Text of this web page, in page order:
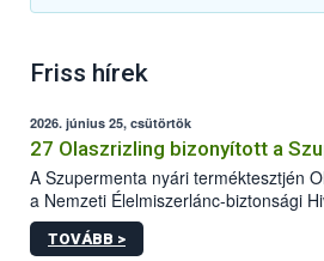
Friss hírek
2026. június 25, csütörtök
27 Olaszrizling bizonyított a
A Szupermenta nyári terméktesztjén
a Nemzeti Élelmiszerlánc-biztonsági
szakemberei. Összesen 27 bor került
élelmiszerbiztonsági és -minőségi
TOVÁBB >